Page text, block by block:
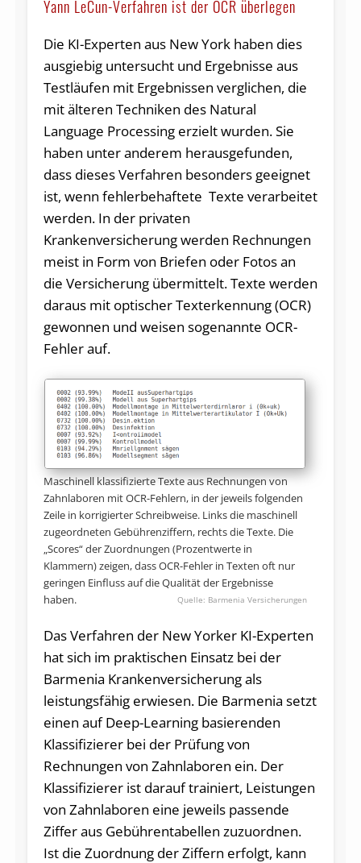
Yann LeCun-Verfahren ist der OCR überlegen
Die KI-Experten aus New York haben dies
ausgiebig untersucht und Ergebnisse aus
Testläufen mit Ergebnissen verglichen, die
mit älteren Techniken des Natural
Language Processing erzielt wurden. Sie
haben unter anderem herausgefunden,
dass dieses Verfahren besonders geeignet
ist, wenn fehlerbehaftete Texte verarbeitet
werden. In der privaten
Krankenversicherung werden Rechnungen
meist in Form von Briefen oder Fotos an
die Versicherung übermittelt. Texte werden
daraus mit optischer Texterkennung (OCR)
gewonnen und weisen sogenannte OCR-
Fehler auf.
Maschinell klassifizierte Texte aus Rechnungen von
Zahnlaboren mit OCR-Fehlern, in der jeweils folgenden
Zeile in korrigierter Schreibweise. Links die maschinell
zugeordneten Gebührenziffern, rechts die Texte. Die
„Scores“ der Zuordnungen (Prozentwerte in
Klammern) zeigen, dass OCR-Fehler in Texten oft nur
geringen Einfluss auf die Qualität der Ergebnisse
haben.
Barmenia Versicherungen
Das Verfahren der New Yorker KI-Experten
hat sich im praktischen Einsatz bei der
Barmenia Krankenversicherung als
leistungsfähig erwiesen. Die Barmenia setzt
einen auf Deep-Learning basierenden
Klassifizierer bei der Prüfung von
Rechnungen von Zahnlaboren ein. Der
Klassifizierer ist darauf trainiert, Leistungen
von Zahnlaboren eine jeweils passende
Ziffer aus Gebührentabellen zuzuordnen.
Ist die Zuordnung der Ziffern erfolgt, kann